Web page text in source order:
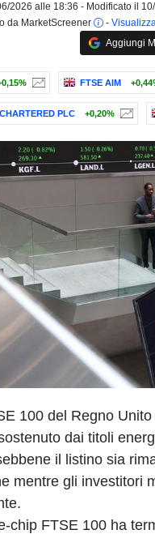
2026 alle 18:36 - Modificato il
da MarketScreener
-
Aggiungi
FTSE AIM
PLC +0,20%
100 del Regno
dai titoli
il listino sia
mentre gli investitori
chip FTSE 100 ha